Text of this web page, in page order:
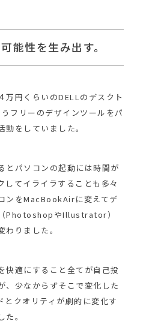
能性を生み出す。
万円くらいのDELLのデスクト
フリーのデザインツールをパ
をしていました。
とパソコンの起動には時間が
してイライラすることも多々
ンをMacBookAirに変えてデ
PhotoshopやIllustrator）
りました。
快適にすること全てが自己投
、少なからずそこで変化した
とクオリティが劇的に変化す
。